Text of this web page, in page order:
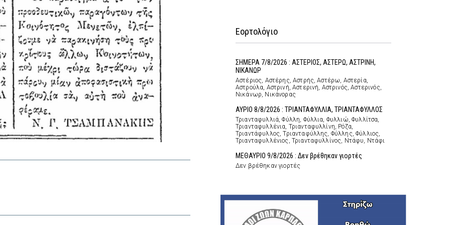
Εορτολόγιο
ΣΗΜΕΡΑ 7/8/2026 : ΑΣΤΕΡΙΟΣ, ΑΣΤΕΡΩ, ΑΣΤΡΙΝΗ,
ΝΙΚΑΝΩΡ
Αστέριος, Αστέρης, Αστρής, Αστέρω, Αστερία,
Αστρούλα, Αστρινή, Αστερινή, Αστρινός, Αστερινός,
Νικάνωρ, Νικάνορας
ΑΥΡΙΟ 8/8/2026 : ΤΡΙΑΝΤΑΦΥΛΛΙΑ, ΤΡΙΑΝΤΑΦΥΛΛΟΣ
Τριανταφυλλιά, Φύλλη, Φύλλια, Φυλλιώ, Φυλλίτσα,
Τριανταφυλλένια, Τριανταφυλλίνη, Ρόζα,
Τριαντάφυλλος, Τριανταφύλλης, Φύλλης, Φύλλιος,
Τριανταφυλλένιος, Τριανταφυλλίνος, Ντάφυ, Ντάφι
ΜΕΘΑΥΡΙΟ 9/8/2026 : Δεν βρέθηκαν γιορτές
Δεν βρέθηκαν γιορτές